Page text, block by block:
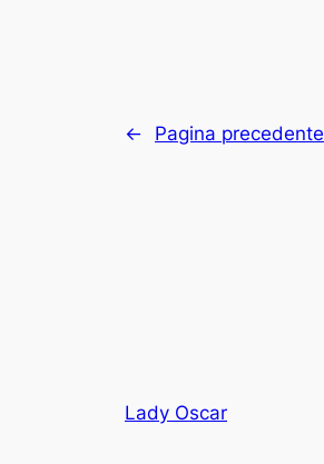
← Pagina precedente
Lady Oscar